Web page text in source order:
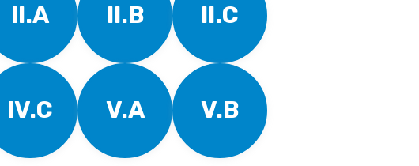
II.A II.B II.C
IV.C V.A V.B